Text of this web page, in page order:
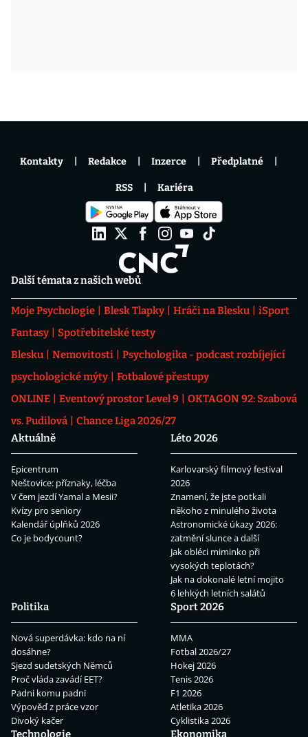
Další témata z našich webů
Moje Psychologie Blesk Tlapky Hráči na Blesku
iSport
Fantasy
Spotřebitelské testy
Blesku
Nemovitosti
Psychologika - podcast rozbíjející
psychologické mýty
Fotbalové přestupy
ONLINE
Eventový prostor Level 9
OKTAGON 92: Szabová
vs. Pudilová
Chance Liga 2026/27
Aktuálně
Epicentrum
Neštovice: příznaky, léčba
V čem jezdí Yamal a Mesii?
Kvízy pro seniory
Kalendář úplňků 2026
Co je bodycount?
Léto 2026
Karlovarský filmový festival
2026
Znamení, že jste potkali
někoho z minulého života
Astronomické úkazy 2026:
zatmění slunce a další
Jak obléci miminko při
vysokých teplotách?
Jak na dokonalé letní mojito
6 lehkých letních salátů
Politika
Nová superdávka: kdo na ní
dosáhne?
Sjezd sudetských Němců
Proč vláda zavádí EET?
Padni komu padni
Výpověď z práce vzor
Divoký kačer
Sport 2026
MMA
Fotbal 2026/27
Hokej 2026
Tenis 2026
F1 2026
Atletika 2026
Cyklistika 2026
Technologie
Ekonomika
Kontakty Redakce Inzerce Předplatné
RSS Kariéra